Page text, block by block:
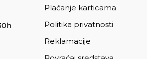
Plaćanje karticama
Politika privatnosti
Reklamacije